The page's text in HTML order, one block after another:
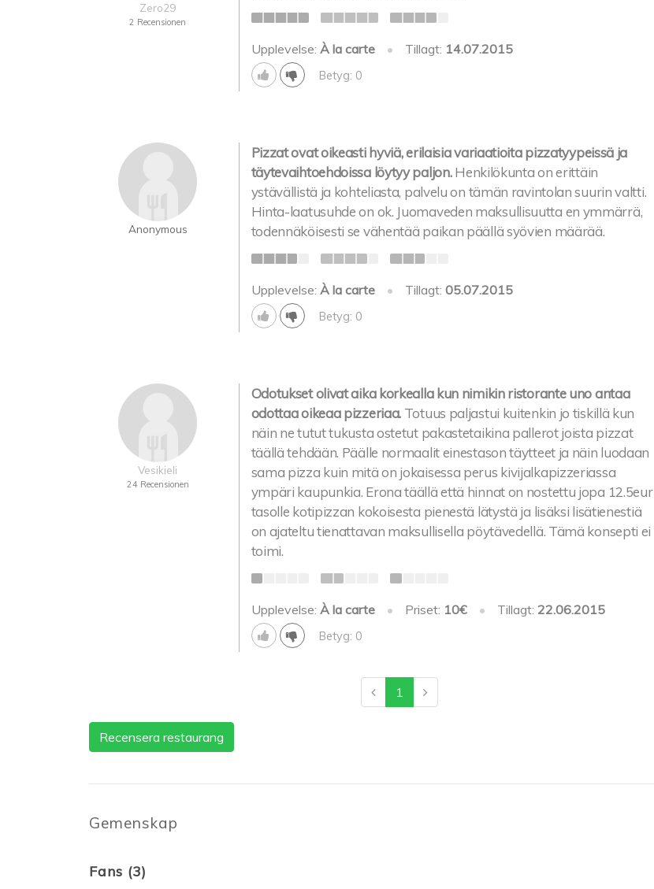
Zero29
2 Recensionen
Upplevelse: À la carte • Tillagt: 14.07.2015
Betyg: 0
Anonymous
Pizzat ovat oikeasti hyviä, erilaisia variaatioita pizzatyypeissä ja
täytevaihtoehdoissa löytyy paljon. Henkilökunta on erittäin
ystävällistä ja kohteliasta, palvelu on tämän ravintolan suurin valtti.
Hinta-laatusuhde on ok. Juomaveden maksullisuutta en ymmärrä,
todennäköisesti se vähentää paikan päällä syövien määrää.
Upplevelse: À la carte • Tillagt: 05.07.2015
Betyg: 0
Vesikieli
24 Recensionen
Odotukset olivat aika korkealla kun nimikin ristorante uno antaa
odottaa oikeaa pizzeriaa. Totuus paljastui kuitenkin jo tiskillä kun
näin ne tutut tukusta ostetut pakastetaikina pallerot joista pizzat
täällä tehdään. Päälle normaalit einestason täytteet ja näin luodaan
sama pizza kuin mitä on jokaisessa perus kivijalkapizzeriassa
ympäri kaupunkia. Erona täällä että hinnat on nostettu jopa 12.5eur
tasolle kotipizzan kokoisesta pienestä lätystä ja lisäksi lisätienestiä
on ajateltu tienattavan maksullisella pöytävedellä. Tämä konsepti ei
toimi.
Upplevelse: À la carte • Priset: 10€ • Tillagt: 22.06.2015
Betyg: 0
1
Recensera restaurang
Gemenskap
Fans (3)